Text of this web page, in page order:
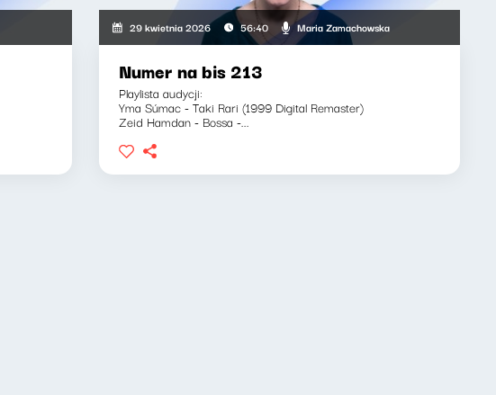
29 kwietnia 2026 56:40 Maria Zamachowska
Numer na bis 213
Playlista audycji:
Yma Súmac - Taki Rari (1999 Digital Remaster)
Zeid Hamdan - Bossa -...